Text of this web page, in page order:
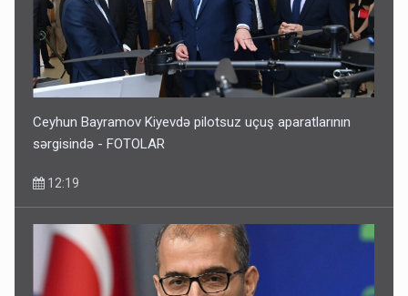
Ceyhun Bayramov Kiyevdə pilotsuz uçuş aparatlarının
sərgisində - FOTOLAR
12:19